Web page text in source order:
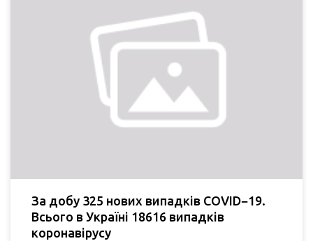
За добу 325 нових випадків COVID−19.
Всього в Україні 18616 випадків
коронавірусу